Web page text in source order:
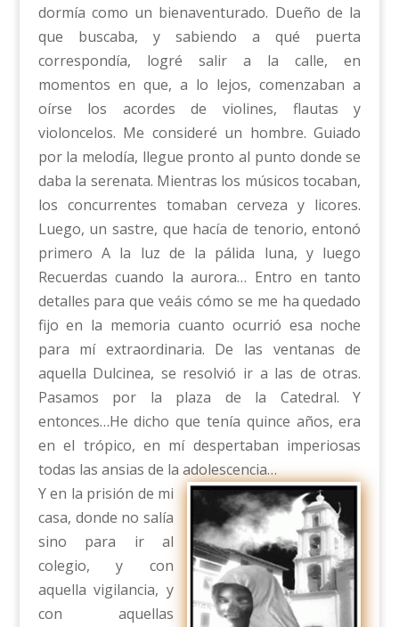
dormía como un bienaventurado. Dueño de la
que buscaba, y sabiendo a qué puerta
correspondía, logré salir a la calle, en
momentos en que, a lo lejos, comenzaban a
oírse los acordes de violines, flautas y
violoncelos. Me consideré un hombre. Guiado
por la melodía, llegue pronto al punto donde se
daba la serenata. Mientras los músicos tocaban,
los concurrentes tomaban cerveza y licores.
Luego, un sastre, que hacía de tenorio, entonó
primero A la luz de la pálida luna, y luego
Recuerdas cuando la aurora… Entro en tanto
detalles para que veáis cómo se me ha quedado
fijo en la memoria cuanto ocurrió esa noche
para mí extraordinaria. De las ventanas de
aquella Dulcinea, se resolvió ir a las de otras.
Pasamos por la plaza de la Catedral. Y
entonces…He dicho que tenía quince años, era
en el trópico, en mí despertaban imperiosas
todas las ansias de la adolescencia…
Y en la prisión de mi
casa, donde no salía
sino para ir al
colegio, y con
aquella vigilancia, y
con aquellas